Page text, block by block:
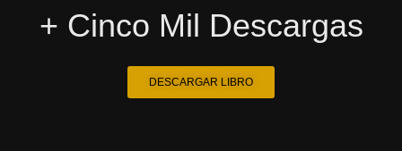
+ Cinco Mil Descargas
DESCARGAR LIBRO